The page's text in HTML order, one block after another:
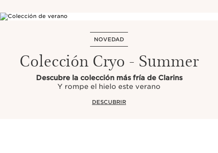
NOVEDAD
Colección Cryo - Summer
Descubre la colección más fría de Clarins
Y rompe el hielo este verano
DESCUBRIR